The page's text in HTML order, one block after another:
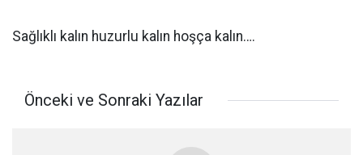
Sağlıklı kalın huzurlu kalın hoşça kalın….
Önceki ve Sonraki Yazılar